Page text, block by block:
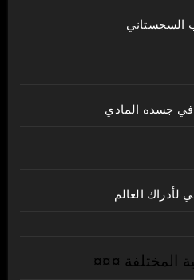
السجستاني
في جسده المادي
لأدراك العالم
المختلفة ¤¤¤